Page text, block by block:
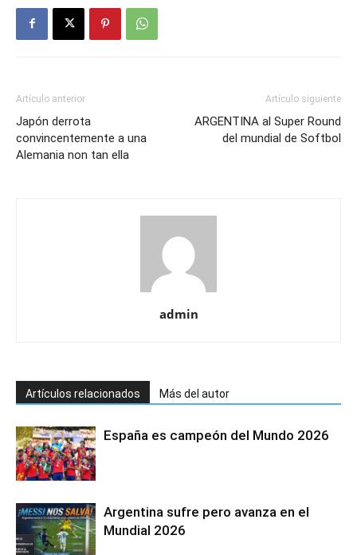
Artículo anterior
Japón derrota
convincentemente a una
Alemania non tan ella
Artículo siguiente
ARGENTINA al Super Round
del mundial de Softbol
admin
Artículos relacionados Más del autor
España es campeón del Mundo 2026
Argentina sufre pero avanza en el
Mundial 2026